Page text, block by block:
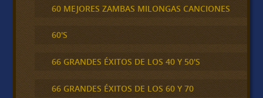
60 MEJORES ZAMBAS MILONGAS CANCIONES
60'S
66 GRANDES ÉXITOS DE LOS 40 Y 50'S
66 GRANDES ÉXITOS DE LOS 60 Y 70